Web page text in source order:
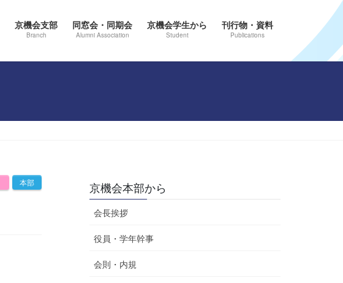
京機会支部
Branch
同窓会・同期会
Alumni Association
京機会学生から
Student
刊行物・資料
Publications
本部 京機会本部から
会長挨拶
役員・学年幹事
会則・内規